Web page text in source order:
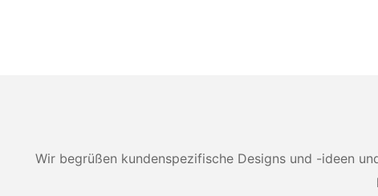
Wir begrüßen kundenspezifische Designs und -ideen